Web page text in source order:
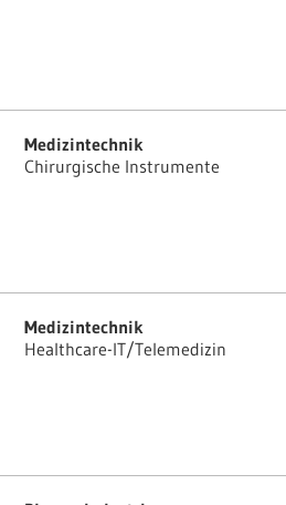
Medizintechnik
Chirurgische Instrumente
Medizintechnik
Healthcare-IT/Telemedizin